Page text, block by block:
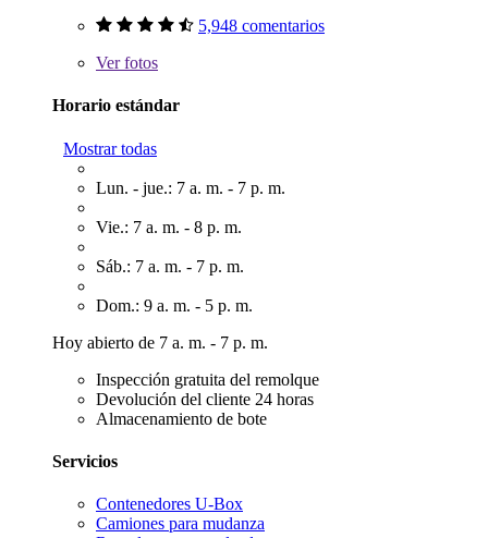
5,948 comentarios
Verfotos
Horario estándar
Mostrar todas
Lun. - jue.: 7 a. m. - 7 p. m.
Vie.: 7 a. m. - 8 p. m.
Sáb.: 7 a. m. - 7 p. m.
Dom.: 9 a. m. - 5 p. m.
Hoy abierto de 7 a. m. - 7 p. m.
Inspección gratuita del remolque
Devolución del cliente 24 horas
Almacenamiento de bote
Servicios
Contenedores U-Box
Camiones para mudanza